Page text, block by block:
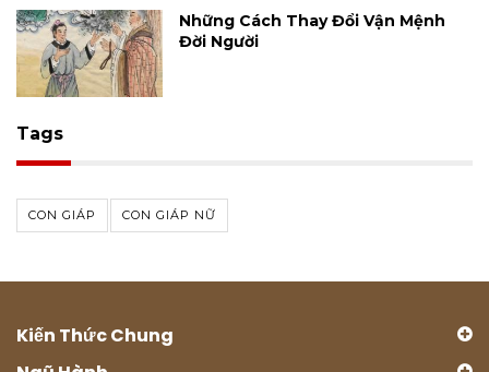
Những Cách Thay Đổi Vận Mệnh
Đời Người
Tags
CON GIÁP CON GIÁP NỮ
Kiến Thức Chung